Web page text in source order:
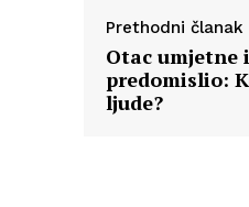
Prethodni članak
Otac umjetne
predomislio:
ljude?